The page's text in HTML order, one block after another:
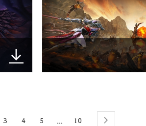
3 4 5 ... 10 next